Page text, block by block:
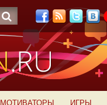
ИГРЫ